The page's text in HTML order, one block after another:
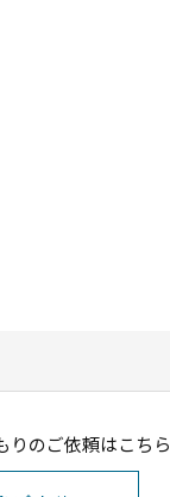
りのご依頼はこちら